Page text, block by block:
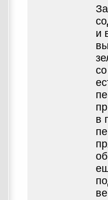
и
в